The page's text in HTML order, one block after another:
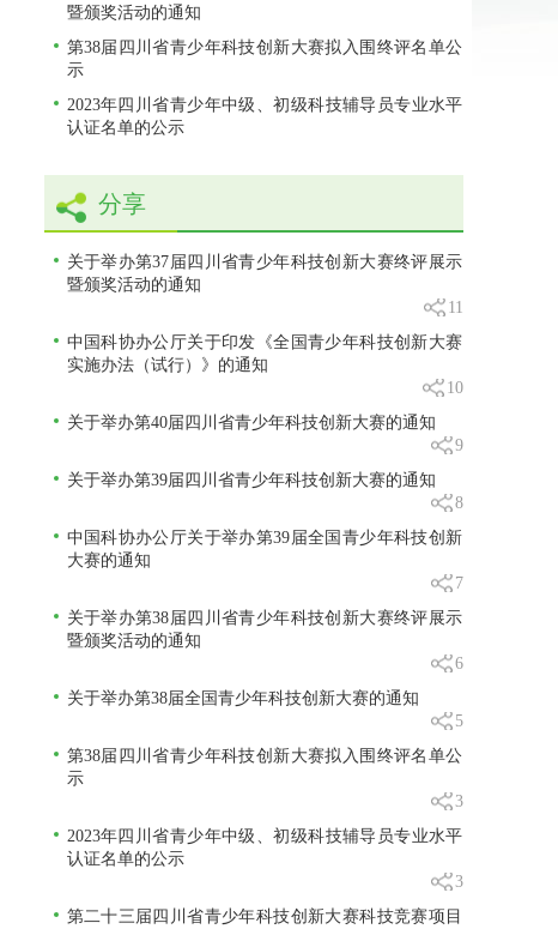
暨颁奖活动的通知
第38届四川省青少年科技创新大赛拟入围终评名单公
示
2023年四川省青少年中级、初级科技辅导员专业水平
认证名单的公示
分享
关于举办第37届四川省青少年科技创新大赛终评展示
暨颁奖活动的通知
11
中国科协办公厅关于印发《全国青少年科技创新大赛
实施办法（试行）》的通知
10
关于举办第40届四川省青少年科技创新大赛的通知
9
关于举办第39届四川省青少年科技创新大赛的通知
8
中国科协办公厅关于举办第39届全国青少年科技创新
大赛的通知
7
关于举办第38届四川省青少年科技创新大赛终评展示
暨颁奖活动的通知
6
关于举办第38届全国青少年科技创新大赛的通知
5
第38届四川省青少年科技创新大赛拟入围终评名单公
示
3
2023年四川省青少年中级、初级科技辅导员专业水平
认证名单的公示
3
第二十三届四川省青少年科技创新大赛科技竞赛项目